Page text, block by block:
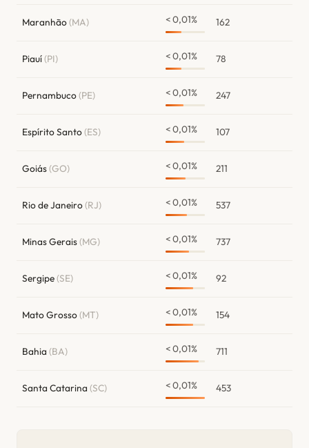
Maranhão(MA) < 0,01% 162
Piauí(PI) < 0,01% 78
Pernambuco(PE) < 0,01% 247
Espírito Santo(ES) < 0,01% 107
Goiás(GO) < 0,01% 211
Rio de Janeiro(RJ) < 0,01% 537
Minas Gerais(MG) < 0,01% 737
Sergipe(SE) < 0,01% 92
Mato Grosso(MT) < 0,01% 154
Bahia (BA) < 0,01% 711
Santa Catarina (SC) < 0,01% 453